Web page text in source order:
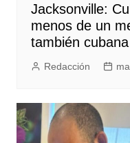
Jacksonville:
menos de un
también
Redacción